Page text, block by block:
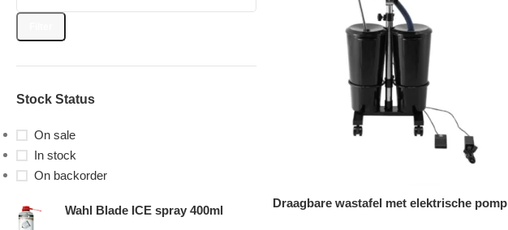
Stock Status
On sale
In stock
On backorder
Wahl Blade ICE spray 400ml
Draagbare wastafel met elektrische pomp